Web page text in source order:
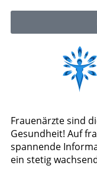
Frauenärzte sind
Gesundheit! Auf
spannende
ein stetig